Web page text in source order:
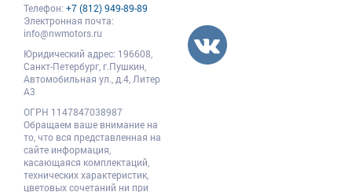
Телефон: +7 (812) 949-89-89
Электронная почта:
info@nwmotors.ru
Юридический адрес: 196608
Санкт-Петербург, г.Пушкин
Автомобильная ул., д.4, Литер
А3
ОГРН 1147847038987
Обращаем ваше внимание на
то, что вся представленная на
сайте информация,
касающаяся комплектаций,
технических характеристик,
цветовых сочетаний ни при